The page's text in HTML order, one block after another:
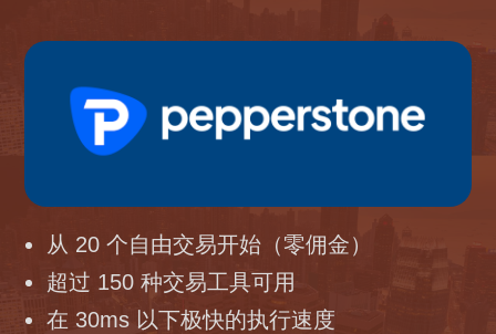
从 20 个自由交易开始（零佣金）
超过 150 种交易工具可用
在 30ms 以下极快的执行速度